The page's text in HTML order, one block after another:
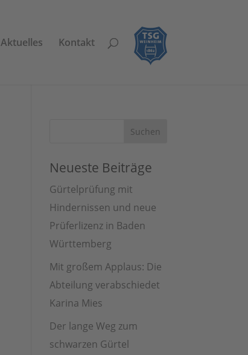
Aktuelles Kontakt
Neueste Beiträge
Gürtelprüfung mit
Hindernissen und neue
Prüferlizenz in Baden
Württemberg
Mit großem Applaus: Die
Abteilung verabschiedet
Karina Mies
Der lange Weg zum
schwarzen Gürtel